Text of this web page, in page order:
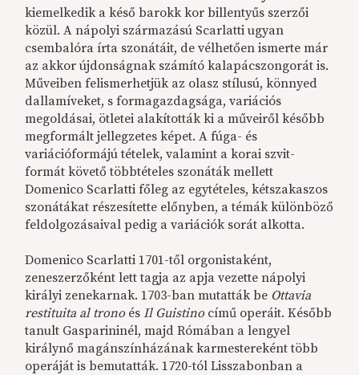
kiemelkedik a késő barokk kor billentyűs szerzői
közül. A nápolyi származású Scarlatti ugyan
csembalóra írta szonátáit, de vélhetően ismerte már
az akkor újdonságnak számító kalapácszongorát is.
Műveiben felismerhetjük az olasz stílusú, könnyed
dallamíveket, s formagazdagsága, variációs
megoldásai, ötletei alakították ki a műveiről később
megformált jellegzetes képet. A fúga- és
variációformájú tételek, valamint a korai szvit-
formát követő többtételes szonáták mellett
Domenico Scarlatti főleg az egytételes, kétszakaszos
szonátákat részesítette előnyben, a témák különböző
feldolgozásaival pedig a variációk sorát alkotta.
Domenico Scarlatti 1701-től orgonistaként,
zeneszerzőként lett tagja az apja vezette nápolyi
királyi zenekarnak. 1703-ban mutatták be Ottavia
restituita al trono ésIl Guistino című operáit. Később
tanult Gasparininél, majd Rómában a lengyel
királynő magánszínházának karmestereként több
operáját is bemutatták. 1720-tól Lisszabonban a